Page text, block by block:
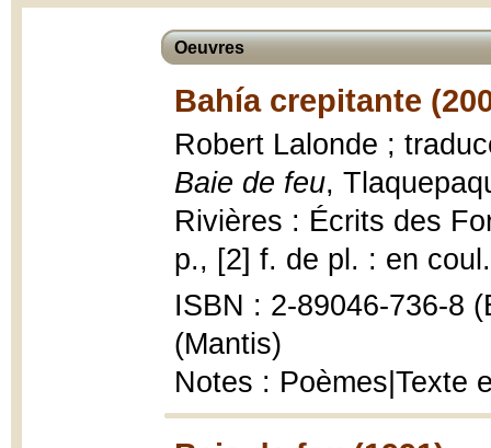
Oeuvres
Bahía crepitante
Robert Lalonde ;
Baie de feu,
Rivières : Écrits des
p., [2] f. de pl. : en
ISBN : 2-89046-736-8
(Mantis)
Notes : Poèmes|Texte